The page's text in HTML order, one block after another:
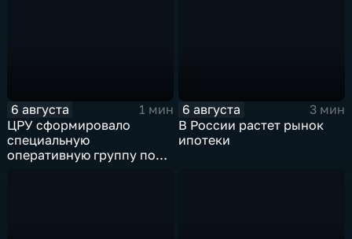
6 августа
1 мин
ЦРУ сформировало
специальную
оперативную группу по
6 августа
3 мин
В России растет рынок
ипотеки